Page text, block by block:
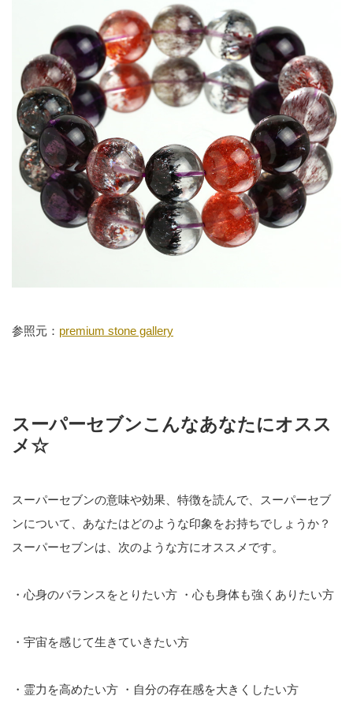
参照元： premium stone gallery
スーパーセブンこんなあなたにオスス
メ☆
スーパーセブンの意味や効果、特徴を読んで、スーパーセブ
ンについて、あなたはどのような印象をお持ちでしょうか？
スーパーセブンは、次のような方にオススメです。
・心身のバランスをとりたい方 ・心も身体も強くありたい方
・宇宙を感じて生きていきたい方
・霊力を高めたい方 ・自分の存在感を大きくしたい方